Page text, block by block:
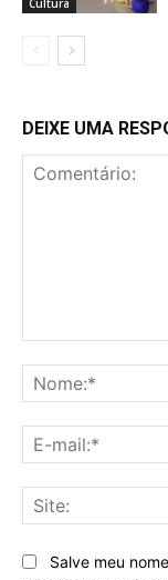
Cultura
DEIXE UMA
Salve meu